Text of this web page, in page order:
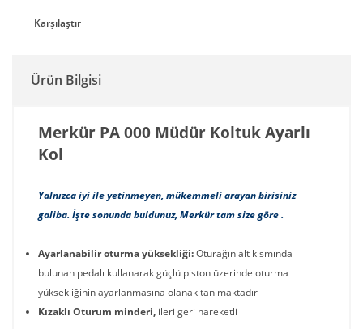
Karşılaştır
Ürün Bilgisi
Merkür PA 000 Müdür Koltuk Ayarlı
Kol
Yalnızca iyi ile yetinmeyen, mükemmeli arayan birisiniz
galiba. İşte sonunda buldunuz, Merkür tam size göre .
Ayarlanabilir oturma yüksekliği:Oturağın alt kısmında
bulunan pedalı kullanarak güçlü piston üzerinde oturma
yüksekliğinin ayarlanmasına olanak tanımaktadır
Kızaklı Oturum minderi, ileri geri hareketli